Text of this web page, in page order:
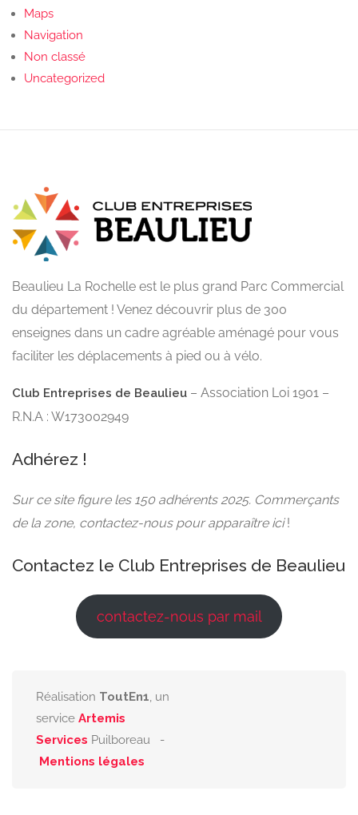
Maps
Navigation
Non classé
Uncategorized
Beaulieu La Rochelle est le plus grand Parc Commercial
du département ! Venez découvrir plus de 300
enseignes dans un cadre agréable aménagé pour vous
faciliter les déplacements à pied ou à vélo.
Club Entreprises de Beaulieu – Association Loi 1901 –
R.N.A : W173002949
Adhérez !
Sur ce site figure les 150 adhérents 2025. Commerçants
de la zone, contactez-nous pour apparaître ici!
Contactez le Club Entreprises de Beaulieu
contactez-nous par mail
Réalisation ToutEn1, un
service Artemis
Services Puilboreau -
Mentions légales